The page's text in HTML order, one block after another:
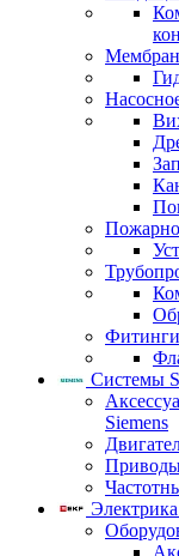
Системы
Siemens